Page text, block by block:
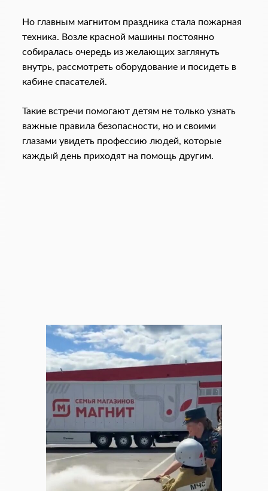
Но главным магнитом праздника стала пожарная
техника. Возле красной машины постоянно
собиралась очередь из желающих заглянуть
внутрь, рассмотреть оборудование и посидеть в
кабине спасателей.
Такие встречи помогают детям не только узнать
важные правила безопасности, но и своими
глазами увидеть профессию людей, которые
каждый день приходят на помощь другим.